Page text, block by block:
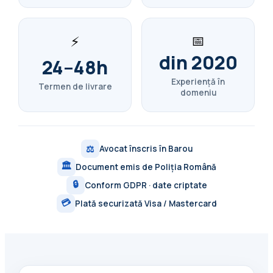
⚡
24–48h
Termen de livrare
📅
din 2020
Experiență în
domeniu
⚖️ Avocat înscris în Barou
🏛️ Document emis de Poliția Română
🔒 Conform GDPR · date criptate
💳 Plată securizată Visa / Mastercard